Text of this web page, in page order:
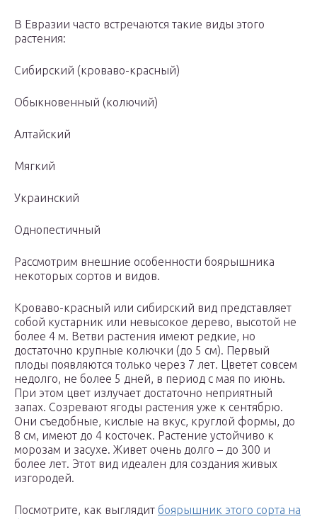
В Евразии часто встречаются такие виды этого
растения:
Сибирский (кроваво-красный)
Обыкновенный (колючий)
Алтайский
Мягкий
Украинский
Однопестичный
Рассмотрим внешние особенности боярышника
некоторых сортов и видов.
Кроваво-красный или сибирский вид представляет
собой кустарник или невысокое дерево, высотой не
более 4 м. Ветви растения имеют редкие, но
достаточно крупные колючки (до 5 см). Первый
плоды появляются только через 7 лет. Цветет совсем
недолго, не более 5 дней, в период с мая по июнь.
При этом цвет излучает достаточно неприятный
запах. Созревают ягоды растения уже к сентябрю.
Они съедобные, кислые на вкус, круглой формы, до
8 см, имеют до 4 косточек. Растение устойчиво к
морозам и засухе. Живет очень долго – до 300 и
более лет. Этот вид идеален для создания живых
изгородей.
Посмотрите, как выглядит боярышник этого сорта на